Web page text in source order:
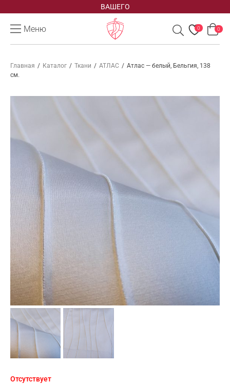
ВАШЕГО
Меню 0 0
Главная / Каталог / Ткани / АТЛАС / Атлас — белый, Бельгия, 138
см.
Отсутствует